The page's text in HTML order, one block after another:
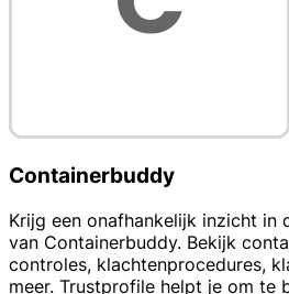
Containerbuddy
Krijg een onafhankelijk inzicht in
van Containerbuddy. Bekijk
controles, klachtenprocedures,
meer. Trustprofile helpt je om te